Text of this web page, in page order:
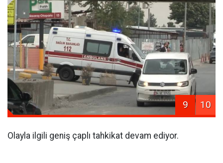
9 10
Olayla ilgili geniş çaplı tahkikat devam ediyor.